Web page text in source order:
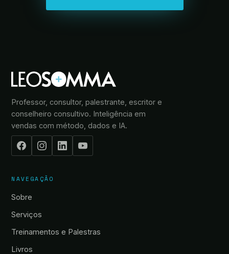
Professor, consultor, palestrante, escritor e
conselheiro consultivo. Inteligência em
vendas com método, dados e IA.
NAVEGAÇÃO
Sobre
Serviços
Treinamentos e Palestras
Livros